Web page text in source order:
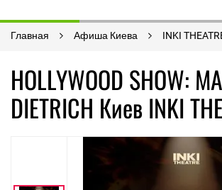
Главная Афиша Киева INKI
HOLLYWOOD SHOW:
DIETRICH Киев INKI